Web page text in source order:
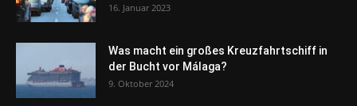
16. Januar 2023
Was macht ein großes Kreuzfahrtschiff in
der Bucht vor Málaga?
9. Oktober 2024